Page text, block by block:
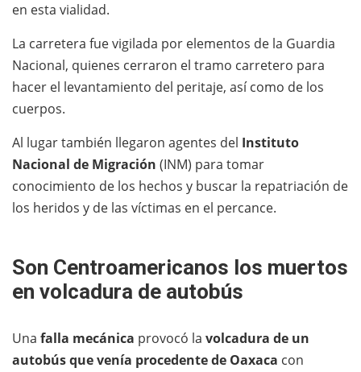
en esta vialidad.
La carretera fue vigilada por elementos de la Guardia
Nacional, quienes cerraron el tramo carretero para
hacer el levantamiento del peritaje, así como de los
cuerpos.
Al lugar también llegaron agentes del Instituto
Nacional de Migración (INM) para tomar
conocimiento de los hechos y buscar la repatriación de
los heridos y de las víctimas en el percance.
Son Centroamericanos los muertos
en volcadura de autobús
Una falla mecánica provocó la volcadura de un
autobús que venía procedente de Oaxaca con